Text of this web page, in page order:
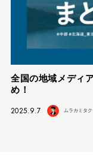
全国の地域メディ
め！
2025.9.7 ムラカミタク